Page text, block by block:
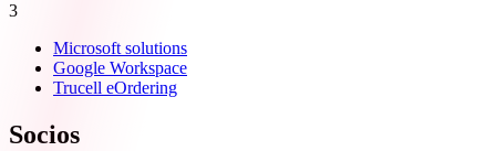
3
Microsoft solutions
Google Workspace
Trucell eOrdering
Socios